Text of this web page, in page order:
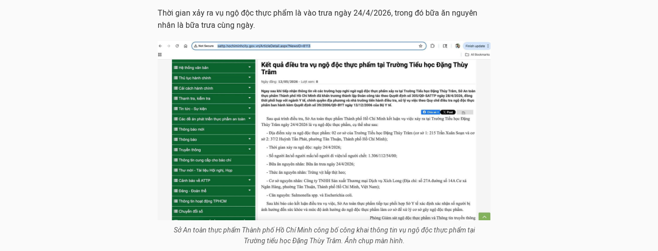
Thời gian xảy ra vụ ngộ độc thực phẩm là vào trưa ngày 24/4/2026, trong đó bữa ăn nguyên
nhân là bữa trưa cùng ngày.
Sở An toàn thực phẩm Thành phố Hồ Chí Minh công bố công khai thông tin vụ ngộ độc thực phẩm tại
Trường tiểu học Đặng Thùy Trâm. Ảnh chụp màn hình.